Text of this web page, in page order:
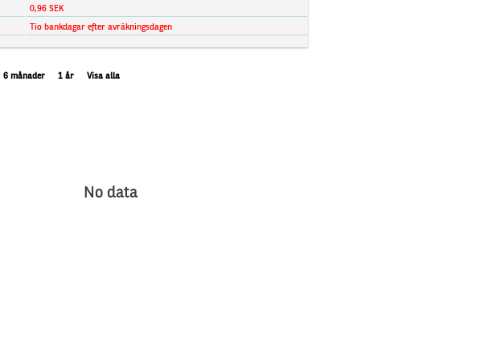
0,96 SEK
Tio bankdagar efter avräkningsdagen
6 månader 1 år Visa alla
No data